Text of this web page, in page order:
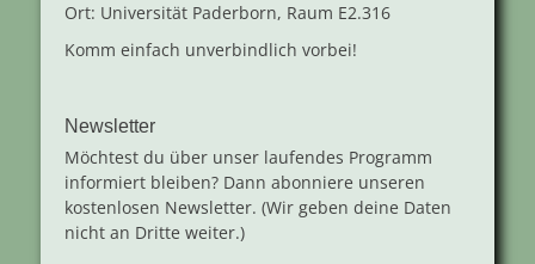
Ort: Universität Paderborn, Raum E2.316
Komm einfach unverbindlich vorbei!
Newsletter
Möchtest du über unser laufendes Programm
informiert bleiben? Dann abonniere unseren
kostenlosen Newsletter. (Wir geben deine Daten
nicht an Dritte weiter.)